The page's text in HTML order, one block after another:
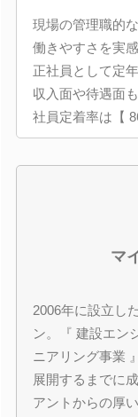
現場の管理職的
働きやすさを実
正社員として定
収入面や待遇面
社員定着率は【
マ
2006年に設立し
ン。『 建設エン
ニアリング事業
展開するまでに
アントからの厚